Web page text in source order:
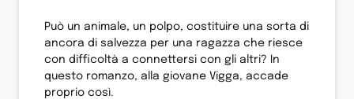
Può un animale, un polpo, costituire una sorta di
ancora di salvezza per una ragazza che riesce
con difficoltà a connettersi con gli altri? In
questo romanzo, alla giovane Vigga, accade
proprio così.